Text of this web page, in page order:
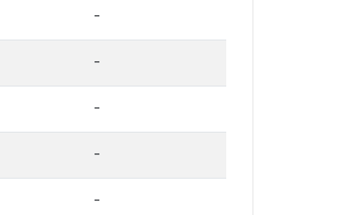
-
-
-
-
-